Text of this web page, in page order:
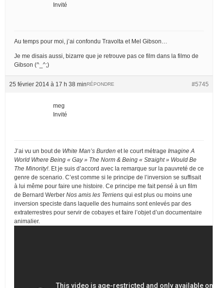
Invité
Au temps pour moi, j’ai confondu Travolta et Mel Gibson…
Je me disais aussi, bizarre que je retrouve pas ce film dans la filmo de
Gibson (^_^;)
25 février 2014 à 17 h 38 min #5745
RÉPONDRE
meg
Invité
J’ai vu un bout de White Man’s Burden et le court métrage Imagine A
World Where Being « Gay » The Norm & Being « Straight » Would Be
The Minority!. Et je suis d’accord avec la remarque sur la pauvreté de ce
genre de scenario. C’est comme si le principe de l’inversion se suffisait
à lui même pour faire une histoire. Ce principe me fait pensé à un film
de Bernard Werber Nos amis les Terriens qui est plus ou moins une
inversion speciste dans laquelle des humains sont enlevés par des
extraterrestres pour servir de cobayes et faire l’objet d’un documentaire
animalier.